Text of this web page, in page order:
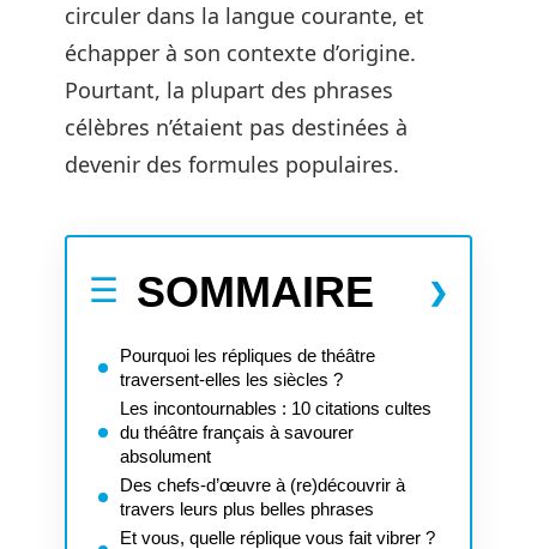
circuler dans la langue courante, et
échapper à son contexte d’origine.
Pourtant, la plupart des phrases
célèbres n’étaient pas destinées à
devenir des formules populaires.
SOMMAIRE
Pourquoi les répliques de théâtre
traversent-elles les siècles ?
Les incontournables : 10 citations cultes
du théâtre français à savourer
absolument
Des chefs-d’œuvre à (re)découvrir à
travers leurs plus belles phrases
Et vous, quelle réplique vous fait vibrer ?